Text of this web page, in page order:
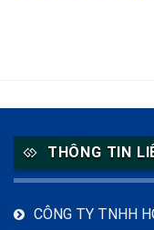
THÔNG TIN
CÔNG TY TNHH